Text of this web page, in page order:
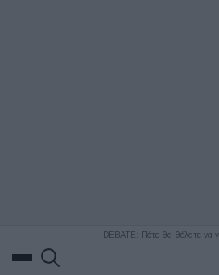
DEBATE: Πότε θα θέλατε να